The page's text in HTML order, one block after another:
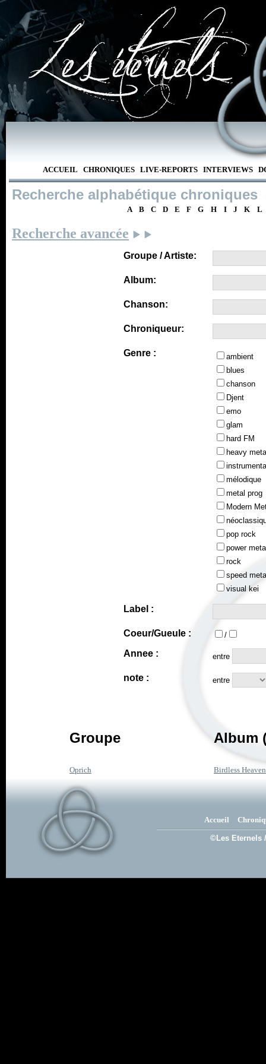
ACCUEIL CHRONIQUES LIVE-REPORTS INTERVIEWS
Recherche alphabétique chroniques
A B C D E F G H I J K L
Recherche avancée
Groupe / Artiste:
Album:
Chanson:
Chroniqueur:
Genre :
ambient
blues
chanson
Djent
emo
glam
hard FM
heavy
mélodique
metal prog
Modern
pop rock
power
rock
speed
visual kei
Label :
Coeur/Gueule : /
Annee : entre
note : entre
Groupe Album
Oprich Birdless
Accueil
©Les Eternels